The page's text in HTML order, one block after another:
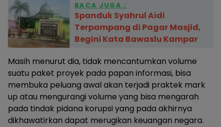
BACA JUGA :
Spanduk Syahrul Aidi
Terpampang di Pagar Masjid,
Begini Kata Bawaslu Kampar
Masih menurut dia, tidak mencantumkan volume
suatu paket proyek pada papan informasi, bisa
membuka peluang awal akan terjadi praktek mark
up atau mengurangi volume yang bisa mengarah
pada tindak pidana korupsi yang pada akhirnya
dikhawatirkan dapat merugikan keuangan negara.